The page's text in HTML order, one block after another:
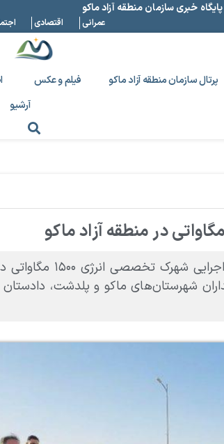
پایگاه خبری سازمان منطقه آزاد ماکو
عمرانی اقتصادی
پرتال سازمان منطقه آزاد ماکو فیلم و عکس
آرشیو
همزمان با چهارمین روز از هفته
شهرستان‌های ماکو و پلدشت،